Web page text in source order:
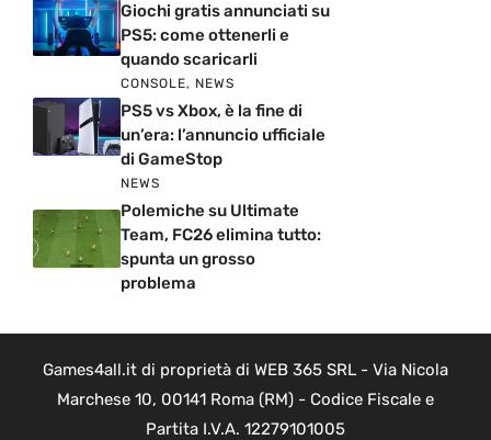
Giochi gratis annunciati su
PS5: come ottenerli e
quando scaricarli
CONSOLE, NEWS
PS5 vs Xbox, è la fine di
un’era: l’annuncio ufficiale
di GameStop
NEWS
Polemiche su Ultimate
Team, FC26 elimina tutto:
spunta un grosso
problema
Games4all.it di proprietà di WEB 365 SRL - Via Nicola
Marchese 10, 00141 Roma (RM) - Codice Fiscale e
Partita I.V.A. 12279101005